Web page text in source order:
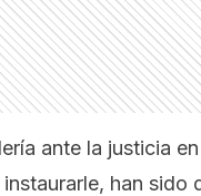
ante la justicia
han